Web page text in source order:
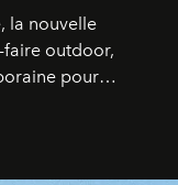
la nouvelle
faire outdoor,
pour